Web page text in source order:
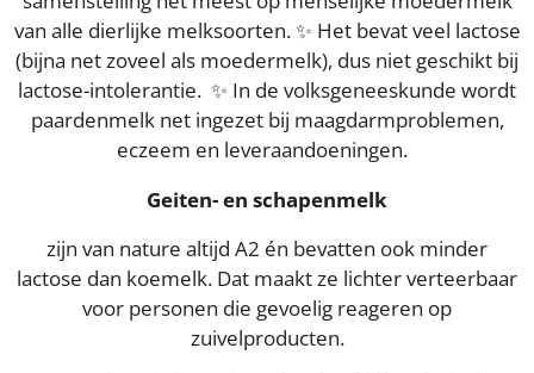
van alle dierlijke melksoorten. ✨ Het bevat veel lactose
(bijna net zoveel als moedermelk), dus niet geschikt bij
lactose-intolerantie. ✨ In de volksgeneeskunde wordt
paardenmelk net ingezet bij maagdarmproblemen,
eczeem en leveraandoeningen.
Geiten- en schapenmelk
zijn van nature altijd A2 én bevatten ook minder
lactose dan koemelk. Dat maakt ze lichter verteerbaar
voor personen die gevoelig reageren op
zuivelproducten.